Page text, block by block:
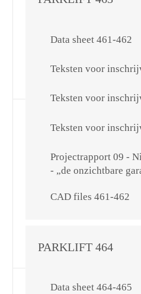
Data sheet 461-462
Teksten voor
Teksten voor
Teksten voor
Projectrapport 09 -
- „de onzichtbare
CAD files 461-462
PARKLIFT 464
Data sheet 464-465